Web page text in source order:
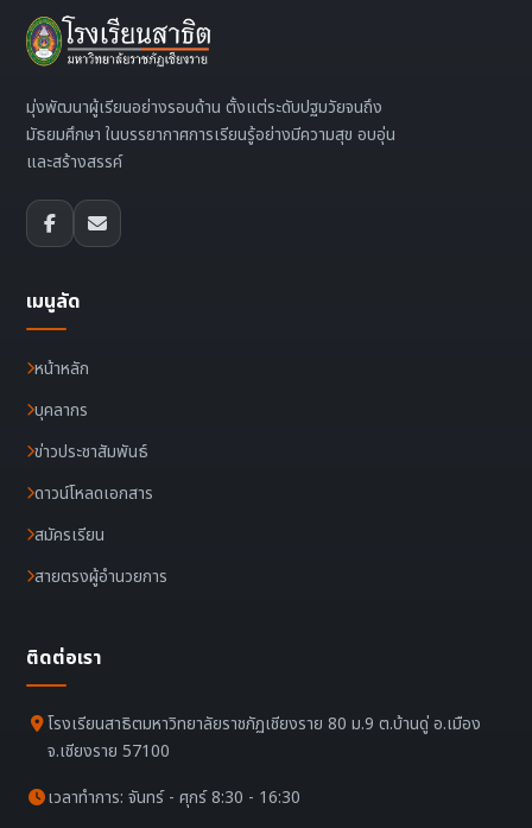
มุ่งพัฒนาผู้เรียนอย่างรอบด้าน ตั้งแต่ระดับปฐมวัยจนถึง
มัธยมศึกษา ในบรรยากาศการเรียนรู้อย่างมีความสุข อบอุ่น
และสร้างสรรค์
เมนูลัด
หน้าหลัก
บุคลากร
ข่าวประชาสัมพันธ์
ดาวน์โหลดเอกสาร
สมัครเรียน
สายตรงผู้อำนวยการ
ติดต่อเรา
โรงเรียนสาธิตมหาวิทยาลัยราชภัฏเชียงราย 80 ม.9 ต.บ้านดู่ อ.เมือง
จ.เชียงราย 57100
เวลาทำการ: จันทร์ - ศุกร์ 8:30 - 16:30